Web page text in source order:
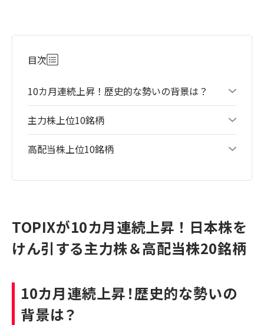
目次
10カ月連続上昇！歴史的な勢いの背景は？
主力株上位10銘柄
高配当株上位10銘柄
TOPIXが10カ月連続上昇！日本株を
けん引する主力株＆高配当株20銘柄
10カ月連続上昇！歴史的な勢いの
背景は？